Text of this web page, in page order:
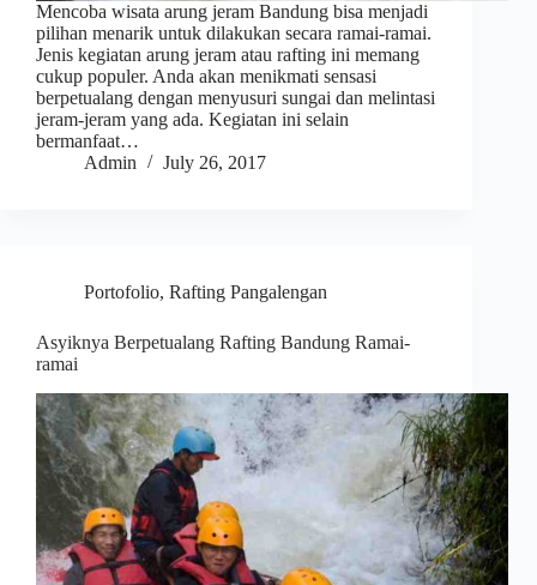
Mencoba wisata arung jeram Bandung bisa menjadi
pilihan menarik untuk dilakukan secara ramai-ramai.
Jenis kegiatan arung jeram atau rafting ini memang
cukup populer. Anda akan menikmati sensasi
berpetualang dengan menyusuri sungai dan melintasi
jeram-jeram yang ada. Kegiatan ini selain
bermanfaat…
Admin
July 26, 2017
Portofolio, Rafting Pangalengan
Asyiknya Berpetualang Rafting Bandung Ramai-
ramai